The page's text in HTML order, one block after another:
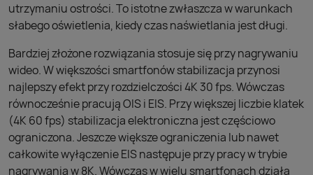
utrzymaniu ostrości. To istotne zwłaszcza w warunkach
słabego oświetlenia, kiedy czas naświetlania jest długi.
Bardziej złożone rozwiązania stosuje się przy nagrywaniu
wideo. W większości smartfonów stabilizacja przynosi
najlepszy efekt przy rozdzielczości 4K 30 fps. Wówczas
równocześnie pracują OIS i EIS. Przy większej liczbie klatek
(4K 60 fps) stabilizacja elektroniczna jest częściowo
ograniczona. Jeszcze większe ograniczenia lub nawet
całkowite wyłączenie EIS następuje przy pracy w trybie
nagrywania w 8K. Wówczas w wielu smartfonach działa